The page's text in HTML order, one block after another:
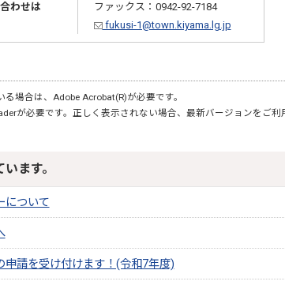
わせは
ファックス：0942-92-7184
fukusi-1@town.kiyama.lg.jp
場合は、Adobe Acrobat(R)が必要です。
が必要です。正しく表示されない場合、最新バージョンをご利
ます。
について
請を受け付けます！(令和7年度)